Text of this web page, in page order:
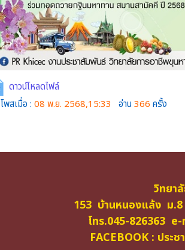
ดาวน์โหลดไฟล์
โพสเมื่อ : 08 พ.ย. 2568,15:33 อ่าน 366 ครั้ง
วิทยา
153 บ้านหนองแล้ง ม
โทร.045-826363
FACEBOOK : ประ